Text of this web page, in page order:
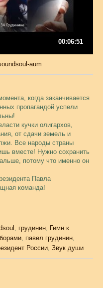
00:06:51
aum
когда заканчивается
пропагандой успели
кучки олигархов,
от сдачи земель и
Все народы страны
вместе! Нужно сохранить
потому что именно он
Павла
команда!
, грудинин, Гимн к
, павел грудинин,
России, Звук души